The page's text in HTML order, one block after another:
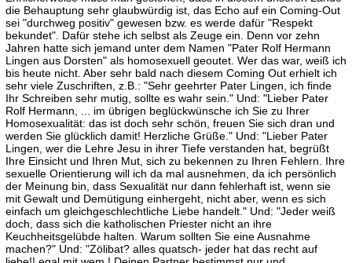
die Behauptung sehr glaubwürdig ist, das Echo auf ein Coming-Out
sei "durchweg positiv" gewesen bzw. es werde dafür "Respekt
bekundet". Dafür stehe ich selbst als Zeuge ein. Denn vor zehn
Jahren hatte sich jemand unter dem Namen "Pater Rolf Hermann
Lingen aus Dorsten" als homosexuell geoutet. Wer das war, weiß ich
bis heute nicht. Aber sehr bald nach diesem Coming Out erhielt ich
sehr viele Zuschriften, z.B.: "Sehr geehrter Pater Lingen, ich finde
Ihr Schreiben sehr mutig, sollte es wahr sein." Und: "Lieber Pater
Rolf Hermann, ... im übrigen beglückwünsche ich Sie zu Ihrer
Homosexualität: das ist doch sehr schön, freuen Sie sich dran und
werden Sie glücklich damit! Herzliche Grüße." Und: "Lieber Pater
Lingen, wer die Lehre Jesu in ihrer Tiefe verstanden hat, begrüßt
Ihre Einsicht und Ihren Mut, sich zu bekennen zu Ihren Fehlern. Ihre
sexuelle Orientierung will ich da mal ausnehmen, da ich persönlich
der Meinung bin, dass Sexualität nur dann fehlerhaft ist, wenn sie
mit Gewalt und Demütigung einhergeht, nicht aber, wenn es sich
einfach um gleichgeschlechtliche Liebe handelt." Und: "Jeder weiß
doch, dass sich die katholischen Priester nicht an ihre
Keuchheitsgelübde halten. Warum sollten Sie eine Ausnahme
machen?" Und: "Zölibat? alles quatsch- jeder hat das recht auf